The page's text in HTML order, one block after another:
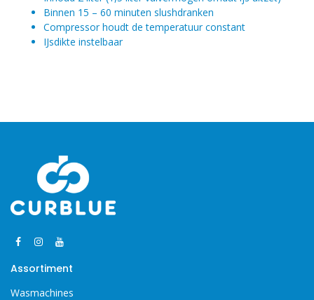
Binnen 15 – 60 minuten slushdranken
Compressor houdt de temperatuur constant
IJsdikte instelbaar
Assortiment
Wasmachines